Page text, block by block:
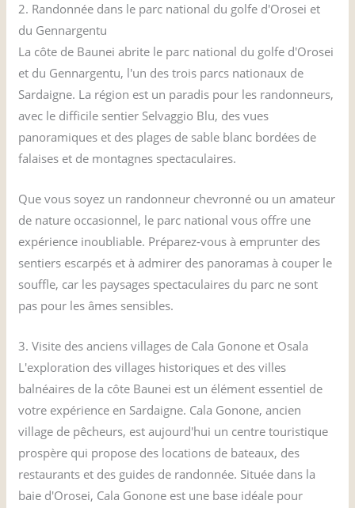
2. Randonnée dans le parc national du golfe d'Orosei et
du Gennargentu
La côte de Baunei abrite le parc national du golfe d'Orosei
et du Gennargentu, l'un des trois parcs nationaux de
Sardaigne. La région est un paradis pour les randonneurs,
avec le difficile sentier Selvaggio Blu, des vues
panoramiques et des plages de sable blanc bordées de
falaises et de montagnes spectaculaires.
Que vous soyez un randonneur chevronné ou un amateur
de nature occasionnel, le parc national vous offre une
expérience inoubliable. Préparez-vous à emprunter des
sentiers escarpés et à admirer des panoramas à couper le
souffle, car les paysages spectaculaires du parc ne sont
pas pour les âmes sensibles.
3. Visite des anciens villages de Cala Gonone et Osala
L'exploration des villages historiques et des villes
balnéaires de la côte Baunei est un élément essentiel de
votre expérience en Sardaigne. Cala Gonone, ancien
village de pêcheurs, est aujourd'hui un centre touristique
prospère qui propose des locations de bateaux, des
restaurants et des guides de randonnée. Située dans la
baie d'Orosei, Cala Gonone est une base idéale pour